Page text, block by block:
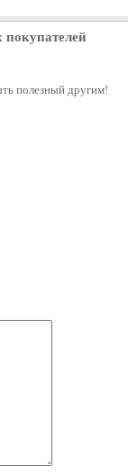
полезный другим!